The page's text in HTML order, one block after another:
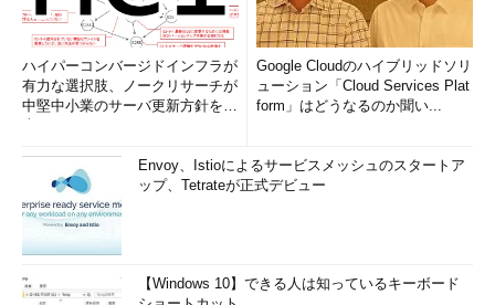
ハイパーコンバージドインフラが
有力な選択肢、ノークリサーチが
中堅中小業のサーバ更新方針を調
Google Cloudのハイブリッドソリ
ューション「Cloud Services Plat
form」はどうなるのか聞い...
Envoy、Istioによるサービスメッシュのスタートア
ップ、Tetrateが正式デビュー
【Windows 10】できる人は知っているキーボード